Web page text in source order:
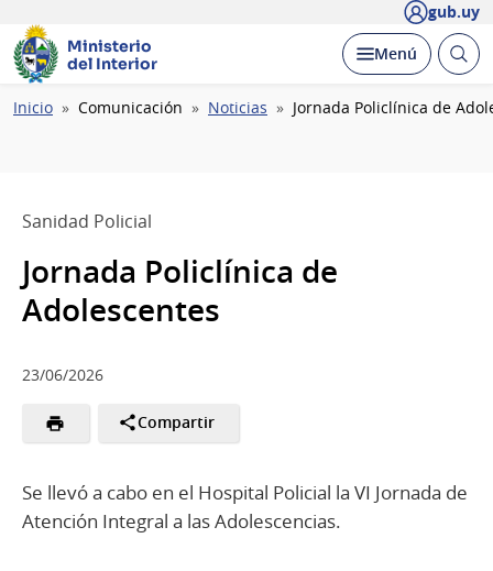
gub.uy
Ministerio
del Interior
Desplegar
Menú Abrir
Ruta
Inicio Comunicación Noticias Jornada Policlínica de
Sanidad Policial
Jornada Policlínica de
Adolescentes
23/06/2026
Compartir
Se llevó a cabo en el Hospital Policial la VI Jornada de
Atención Integral a las Adolescencias.